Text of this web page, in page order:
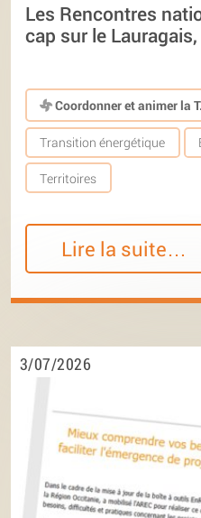
Les Rencontres
cap sur le
Coordonner et animer la
Transition énergétique
Territoires
Lire la suite…
3/07/2026